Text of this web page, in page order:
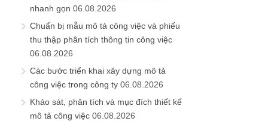
nhanh gọn 06.08.2026
Chuẩn bị mẫu mô tả công việc và phiếu
thu thập phân tích thông tin công việc
06.08.2026
Các bước triển khai xây dựng mô tả
công việc trong công ty 06.08.2026
Khảo sát, phân tích và mục đích thiết kế
mô tả công việc 06.08.2026